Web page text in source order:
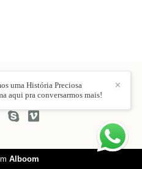
/CONTATO
✕
uma História Preciosa
aqui pra conversarmos mais!
Alboom